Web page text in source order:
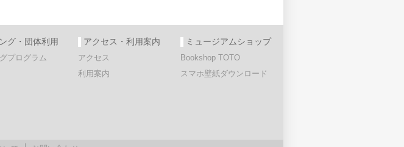
グ・団体利用
プログラム
アクセス・利用案内
アクセス
利用案内
ミュージアムショップ
Bookshop TOTO
スマホ壁紙ダウンロード